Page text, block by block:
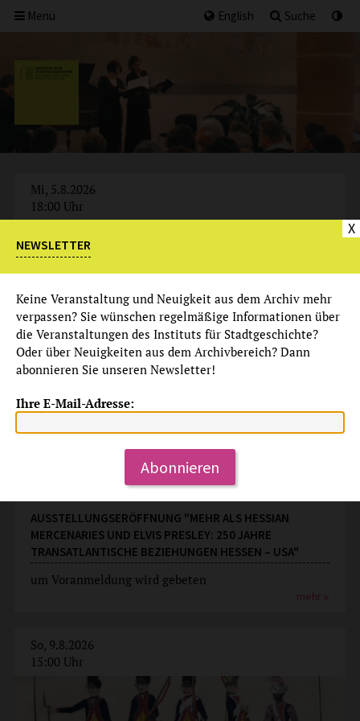
Menü English Suche
Mi, 5.8.2026
18:00 Uhr
Ausstellungseröffnung
AUSSTELLUNGSERÖFFNUNG "MEHR ALS HESSIAN
MERCENARIES UND ELVIS PRESLEY: 250 JAHRE
TRANSATLANTISCHE BEZIEHUNGEN HESSEN – USA"
um Voranmeldung wird gebeten
mehr
So, 9.8.2026
15:00 Uhr
X
NEWSLETTER
Keine Veranstaltung und Neuigkeit aus dem Archiv mehr
verpassen? Sie wünschen regelmäßige Informationen über
die Veranstaltungen des Instituts für Stadtgeschichte?
Oder über Neuigkeiten aus dem Archivbereich? Dann
abonnieren Sie unseren Newsletter!
Ihre E-Mail-Adresse:
Abonnieren